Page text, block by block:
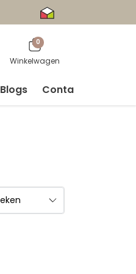
0
Winkelwagen
Blogs Contact